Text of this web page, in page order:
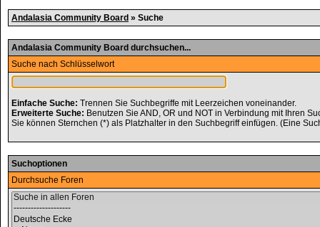
Andalasia Community Board » Suche
Andalasia Community Board durchsuchen...
Suche nach Schlüsselwort
Einfache Suche: Trennen Sie Suchbegriffe mit Leerzeichen voneinander.
Erweiterte Suche: Benutzen Sie AND, OR und NOT in Verbindung mit Ihren
Sie können Sternchen (*) als Platzhalter in den Suchbegriff einfügen. (Eine
Suchoptionen
Durchsuche Foren